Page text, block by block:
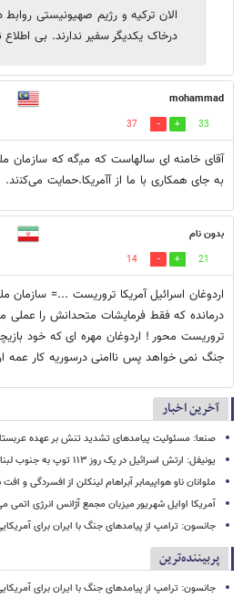
الان ترکیه و رژیم صهیونیستی روابط
درخاک یکدیگر سفیر ندارند. بی
mohammad
33
37
ﺁﻗﺎﯼ ﺧﺎﻣﻨﻪ ﺍی ﺳﺎﻟﻬﺎﺳﺖ ﮐﻪ ﻣﯿﮔﻪ ﮐﻪ ﺳﺎﺯﻣﺎﻥ
ﺑﻪ ﺟﺎﯼ ﻫﻤﮑﺎﺭﯼ ﺑﺎ ﻣﺎ ﺍﺯ آﺁﻣﺮﯾﮑﺎ.ﺣﻤﺎﯾﺖ ﻣﯽ‌ﮐﻨﻧﺪ.
بدون نام
21
14
اردوغان اسرائیل آمریکا تروریست ...= سازمان
درمانده که فقط فرمایشات متحدانش را عملی
تروریست محور ! اردوغان مهره ای که خود
جنگ نمی خواهد پس ناامنی درسوریه کار عمه
آخرین اخبار
صنعا: مسئولیت پیامدهای تشدید تنش بر عهده
یونیفل: ارتش اسرائیل در یک روز ۱۱۳ توپ به جنوب لبنان شلیک کرده است
ملوانان ناو هواپیمابر آبراهام لینکلن از افسردگی و
آمریکا اوایل شهریور میزبان مجمع آژانس انرژی اتمی
جانسون: ترامپ از پیامدهای جنگ با ایران برای
پربیننده‌ترین
جانسون: ترامپ از پیامدهای جنگ با ایران برای